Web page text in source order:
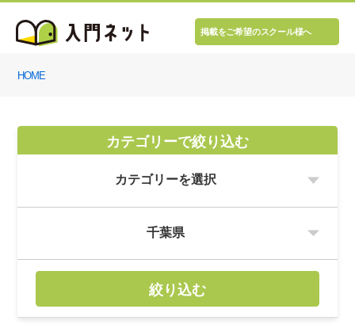
掲載をご希望のスクール様へ
HOME
カテゴリーで絞り込む
絞り込む